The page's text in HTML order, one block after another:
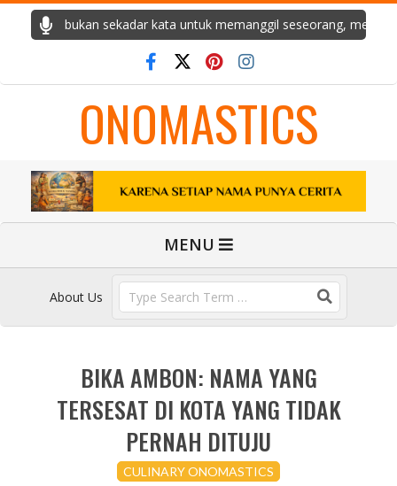
Ia bukan sekadar kata untuk memanggil seseorang,
ONOMASTICS
MENU
About Us
BIKA AMBON: NAMA YANG
TERSESAT DI KOTA YANG TIDAK
PERNAH DITUJU
CULINARY ONOMASTICS